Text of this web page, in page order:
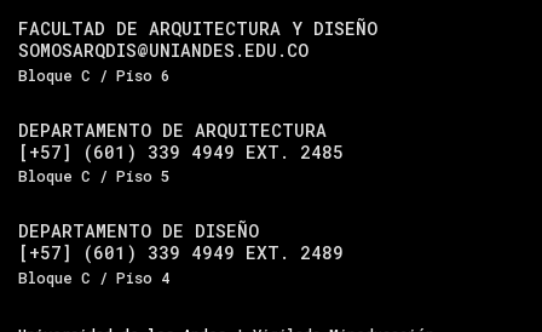
FACULTAD DE ARQUITECTURA Y DISEÑO
SOMOSARQDIS@UNIANDES.EDU.CO
Bloque C / Piso 6
DEPARTAMENTO DE ARQUITECTURA
[+57] (601) 339 4949 EXT. 2485
Bloque C / Piso 5
DEPARTAMENTO DE DISEÑO
[+57] (601) 339 4949 EXT. 2489
Bloque C / Piso 4